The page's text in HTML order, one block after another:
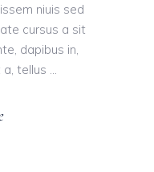
niuis sed
cursus a sit
dapibus in,
tellus